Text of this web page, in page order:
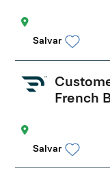
Salvar
French
Salvar